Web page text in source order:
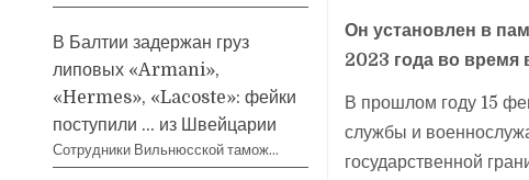
Он установлен в
2023 года во время
В прошлом году 15
службы и
государственной
В Балтии задержан груз
липовых «Armani»,
«Hermes», «Lacoste»: фейки
поступили … из Швейцарии
Сотрудники Вильнюсской тамож…